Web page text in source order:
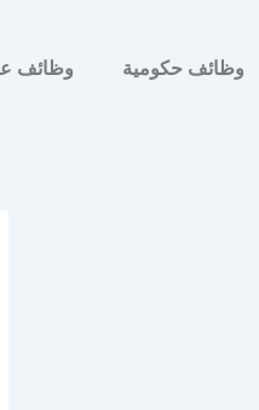
وظائف حكومية وظائف